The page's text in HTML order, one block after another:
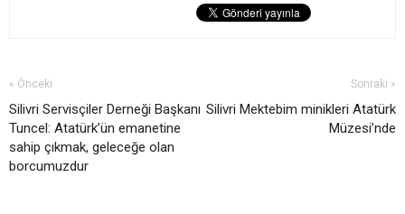
« Önceki
Silivri Servisçiler Derneği Başkanı
Tuncel: Atatürk’ün emanetine
sahip çıkmak, geleceğe olan
borcumuzdur
Sonraki »
Silivri Mektebim minikleri Atatürk
Müzesi’nde